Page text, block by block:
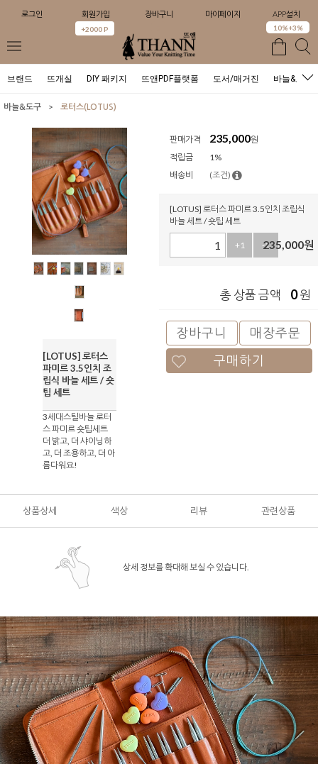
로그인 회원가입
+2000 P
장바구니 마이페이지 APP설치
10%+3%
브랜드 뜨개실 DIY 패키지 뜨앤PDF플랫폼 도서/매거진 바늘&도구
바늘&도구 > 로터스(LOTUS)
[LOTUS] 로터스
파미르 3.5인치 조
립식 바늘 세트 / 숏
팁 세트
3세대스틸바늘 로터
스 파미르 숏팁세트
더 밝고, 더 샤이닝하
고, 더 조용하고, 더 아
름다워요!
판매가격 235,000원
적립금
1%
배송비
(조건)
[LOTUS] 로터스 파미르 3.5인치 조립식
바늘 세트 / 숏팁 세트
+1 -1
235,000원
총 상품 금액 0원
장바구니
매장주문
구매하기
상품상세 색상 리뷰 관련상품
상세 정보를 확대해 보실 수 있습니다.